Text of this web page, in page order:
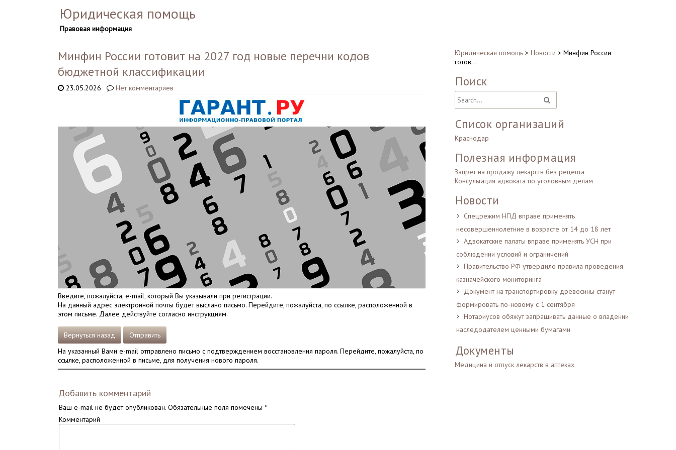
Юридическая помощь
Правовая информация
Минфин России готовит на 2027 год новые перечни кодов
бюджетной классификации
23.05.2026 Нет комментариев
Введите, пожалуйста, e-mail, который Вы указывали при регистрации.
На данный адрес электронной почты будет выслано письмо. Перейдите, пожалуйста, по ссылке, расположенной в
этом письме. Далее действуйте согласно инструкциям.
Вернуться назад
Отправить
На указанный Вами e-mail отправлено письмо с подтверждением восстановления пароля. Перейдите, пожалуйста, по
ссылке, расположенной в письме, для получения нового пароля.
Добавить комментарий
Ваш e-mail не будет опубликован. Обязательные поля помечены*
Комментарий
Юридическая помощь > Новости > Минфин России
готов…
Поиск
Список организаций
Краснодар
Полезная информация
Запрет на продажу лекарств без рецепта
Консультация адвоката по уголовным делам
Новости
Спецрежим НПД вправе применять
несовершеннолетние в возрасте от 14 до 18 лет
Адвокатские палаты вправе применять УСН при
соблюдении условий и ограничений
Правительство РФ утвердило правила проведения
казначейского мониторинга
Документ на транспортировку древесины станут
формировать по-новому с 1 сентября
Нотариусов обяжут запрашивать данные о владении
наследодателем ценными бумагами
Документы
Медицина и отпуск лекарств в аптеках